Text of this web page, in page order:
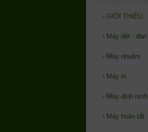
› GIỚI THIỆU
› Máy dệt - đan
› Máy nhuộm
› Máy in
› Máy định hình
› Máy hoàn tất